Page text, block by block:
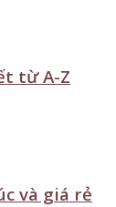
từ A-Z
và giá rẻ